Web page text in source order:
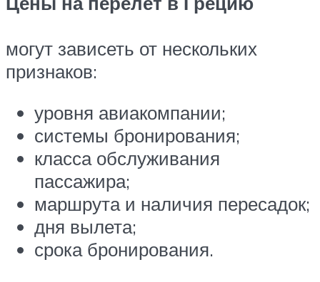
могут зависеть от нескольких
признаков:
уровня авиакомпании;
системы бронирования;
класса обслуживания
пассажира;
маршрута и наличия пересадок;
дня вылета;
срока бронирования.